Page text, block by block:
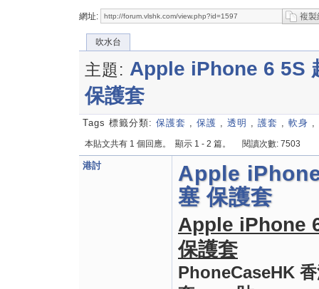
網址: 複製
吹水台
主題: Apple iPhone 6 5S
保護套
Tags 標籤分類: 保護套 , 保護 , 透明 , 護套 , 軟身 ,
本貼文共有 1 個回應。 顯示 1 - 2 篇。 閱讀次數: 7503
港討
Apple
塞 保護套
Apple iPhone
保護套
PhoneCaseHK